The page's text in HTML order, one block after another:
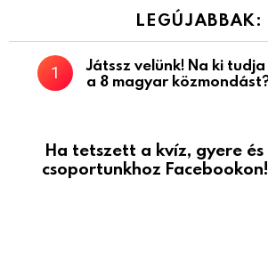
LEGÚJABBAK:
Játssz velünk! Na ki
a 8 magyar
Ha tetszett a kvíz, gyere
csoportunkhoz